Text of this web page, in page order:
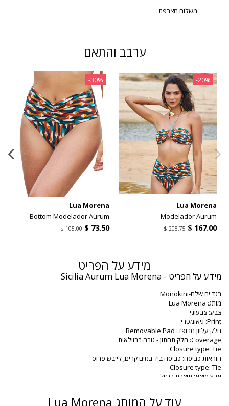
משלוח מצרפת
ערבב והתאם
‎-20%
Lua Morena
Modelador Aurum
‏167.00 $
‏208.75 $
‎-30%
Lua Morena
Bottom Modelador Aurum
‏73.50 $
‏105.00 $
מידע על הפריט
מידע על הפריט - Sicilia Aurum Lua Morena
בגד ים שלם-Monokini
מותג: Lua Morena
צבע: צבעוני
Print: גיאומטרי
חלק עליון מרופד: Removable Pad
Coverage: חלק תחתון - גזרה ברזילאית
Closure type: Tie
הוראות כביסה: כביסה ביד במים קרים, לייבש פרוס
Closure type: Tie
ארץ מוצא: תוצרת ברזיל
עוד על המותג Lua Morena